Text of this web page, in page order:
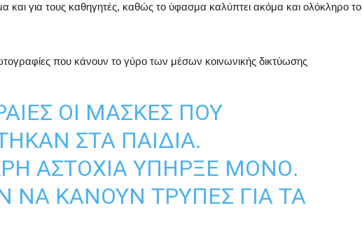
και για τους καθηγητές, καθώς το ύφασμα καλύπτει ακόμα και ολόκληρο το
που κάνουν το γύρο των μέσων κοινωνικής δικτύωσης
ΟΙ ΜΑΣΚΕΣ ΠΟΥ
ΣΤΑ ΠΑΙΔΙΆ.
ΑΣΤΟΧΊΑ ΥΠΉΡΞΕ ΜΌΝΟ.
ΝΑ ΚΆΝΟΥΝ ΤΡΎΠΕΣ ΓΙΑ ΤΑ